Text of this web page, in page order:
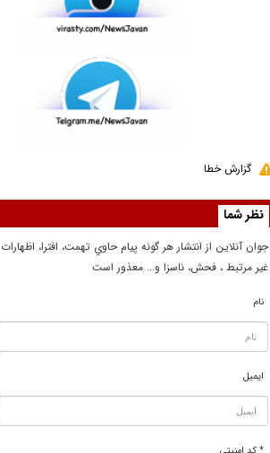
گزارش خطا
نظر شما
جوان آنلاين از انتشار هر گونه پيام حاوي تهمت، افترا، اظهارات
غير مرتبط ، فحش، ناسزا و... معذور است
نام
ایمیل